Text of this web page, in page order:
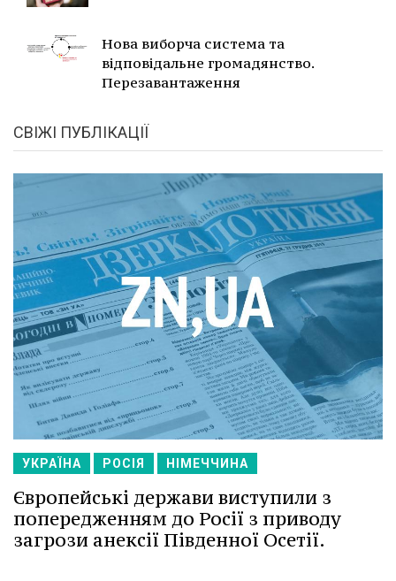
Нова виборча система та
відповідальне громадянство.
Перезавантаження
СВІЖІ ПУБЛІКАЦІЇ
УКРАЇНА РОСІЯ НІМЕЧЧИНА
Європейські держави виступили з
попередженням до Росії з приводу
загрози анексії Південної Осетії.